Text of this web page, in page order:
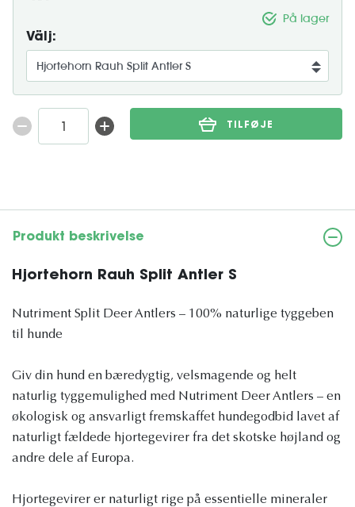
På lager
Välj:
TILFØJE
Produkt beskrivelse
Hjortehorn Rauh Split Antler S
Nutriment Split Deer Antlers – 100% naturlige tyggeben
til hunde
Giv din hund en bæredygtig, velsmagende og helt
naturlig tyggemulighed med Nutriment Deer Antlers – en
økologisk og ansvarligt fremskaffet hundegodbid lavet af
naturligt fældede hjortegevirer fra det skotske højland og
andre dele af Europa.
Hjortegevirer er naturligt rige på essentielle mineraler